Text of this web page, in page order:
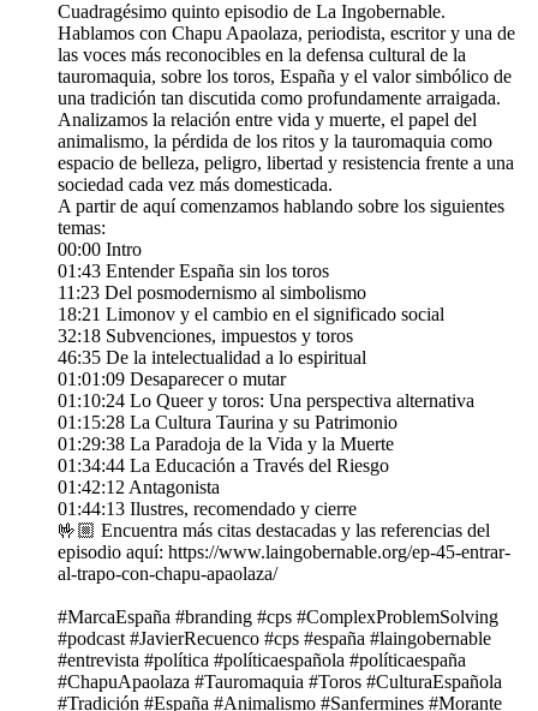
Cuadragésimo quinto episodio de La Ingobernable.
Hablamos con Chapu Apaolaza, periodista, escritor y una de
las voces más reconocibles en la defensa cultural de la
tauromaquia, sobre los toros, España y el valor simbólico de
una tradición tan discutida como profundamente arraigada.
Analizamos la relación entre vida y muerte, el papel del
animalismo, la pérdida de los ritos y la tauromaquia como
espacio de belleza, peligro, libertad y resistencia frente a una
sociedad cada vez más domesticada.
A partir de aquí comenzamos hablando sobre los siguientes
temas:
00:00 Intro
01:43 Entender España sin los toros
11:23 Del posmodernismo al simbolismo
18:21 Limonov y el cambio en el significado social
32:18 Subvenciones, impuestos y toros
46:35 De la intelectualidad a lo espiritual
01:01:09 Desaparecer o mutar
01:10:24 Lo Queer y toros: Una perspectiva alternativa
01:15:28 La Cultura Taurina y su Patrimonio
01:29:38 La Paradoja de la Vida y la Muerte
01:34:44 La Educación a Través del Riesgo
01:42:12 Antagonista
01:44:13 Ilustres, recomendado y cierre
🤟🏼 Encuentra más citas destacadas y las referencias del
episodio aquí: https://www.laingobernable.org/ep-45-entrar-
al-trapo-con-chapu-apaolaza/
#MarcaEspaña #branding #cps #ComplexProblemSolving
#podcast #JavierRecuenco #cps #españa #laingobernable
#entrevista #política #políticaespañola #políticaespaña
#ChapuApaolaza #Tauromaquia #Toros #CulturaEspañola
#Tradición #España #Animalismo #Sanfermines #Morante